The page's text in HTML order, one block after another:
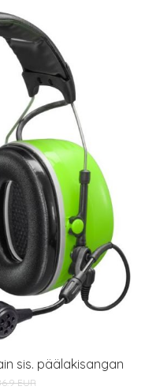
sis. päälakisangan
EUR